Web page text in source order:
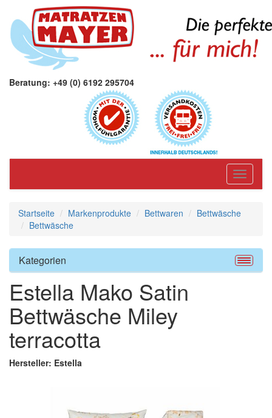
Beratung: +49 (0) 6192 295704
Toggle
Startseite Markenprodukte Bettwaren
Bettwäsche
Bettwäsche
Kategorien
Estella Mako Satin
Bettwäsche Miley
terracotta
Hersteller: Estella